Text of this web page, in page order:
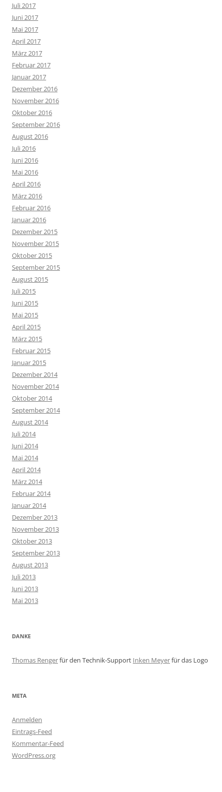
Juli 2017
Juni 2017
Mai 2017
April 2017
März 2017
Februar 2017
Januar 2017
Dezember 2016
November 2016
Oktober 2016
September 2016
August 2016
Juli 2016
Juni 2016
Mai 2016
April 2016
März 2016
Februar 2016
Januar 2016
Dezember 2015
November 2015
Oktober 2015
September 2015
August 2015
Juli 2015
Juni 2015
Mai 2015
April 2015
März 2015
Februar 2015
Januar 2015
Dezember 2014
November 2014
Oktober 2014
September 2014
August 2014
Juli 2014
Juni 2014
Mai 2014
April 2014
März 2014
Februar 2014
Januar 2014
Dezember 2013
November 2013
Oktober 2013
September 2013
August 2013
Juli 2013
Juni 2013
Mai 2013
DANKE
Thomas Rengerfür den Technik-Support Inken Meyerfür das Logo
META
Anmelden
Eintrags-Feed
Kommentar-Feed
WordPress.org